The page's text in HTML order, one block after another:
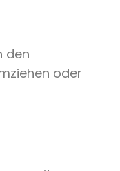
den
oder